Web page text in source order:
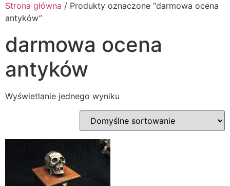
Strona główna / Produkty oznaczone “darmowa ocena
antyków”
darmowa ocena
antyków
Wyświetlanie jednego wyniku